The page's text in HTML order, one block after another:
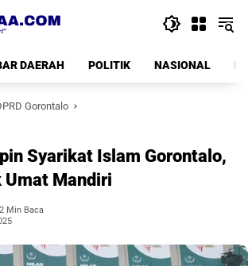
DAERAH POLITIK NASIONAL
Gorontalo
Syarikat Islam Gorontalo,
Umat Mandiri
2 Min Baca